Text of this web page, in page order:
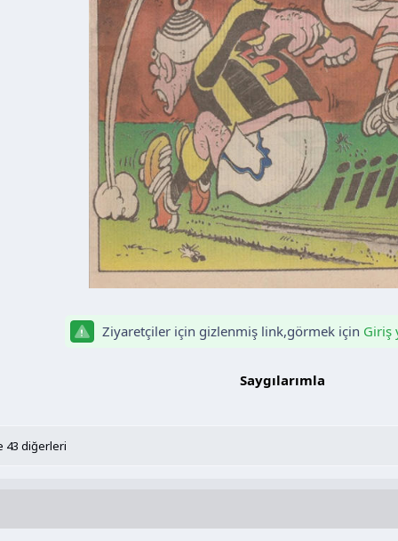
Ziyaretçiler için gizlenmiş link,görmek için Giriş
Saygılarımla​
43 diğerleri